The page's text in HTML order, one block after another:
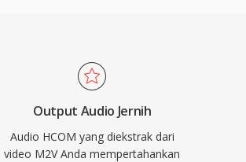
Output Audio Jernih
Audio HCOM yang diekstrak dari
video M2V Anda mempertahankan